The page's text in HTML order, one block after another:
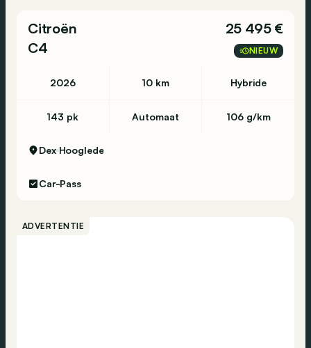
Citroën
C4
25 495 €
NIEUW
2026 10 km Hybride
143 pk Automaat 106 g/km
Dex Hooglede
Car-Pass
ADVERTENTIE